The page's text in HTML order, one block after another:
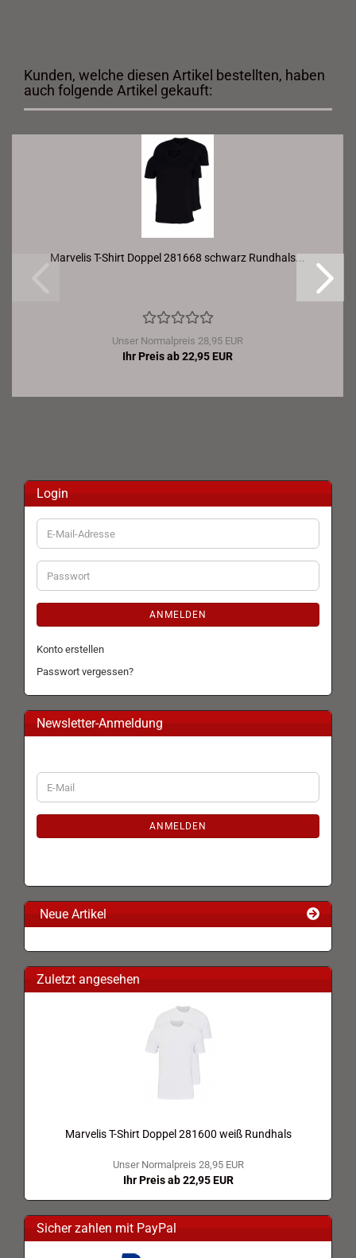
Kunden, welche diesen Artikel bestellten, haben
auch folgende Artikel gekauft:
Marvelis T-Shirt Doppel 281668 schwarz Rundhals...
Unser Normalpreis 28,95 EUR
Ihr Preis ab 22,95 EUR
Login
E-
Mail-
Adresse
Passwort
ANMELDEN
Konto erstellen
Passwort vergessen?
Newsletter-Anmeldung
WEITER
ZUR
E-
Mail
ANMELDEN
Neue Artikel
Zuletzt angesehen
Marvelis T-Shirt Doppel 281600 weiß Rundhals
Unser Normalpreis 28,95 EUR
Ihr Preis ab 22,95 EUR
Sicher zahlen mit PayPal